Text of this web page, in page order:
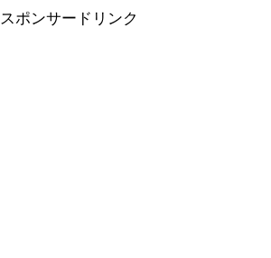
スポンサードリンク